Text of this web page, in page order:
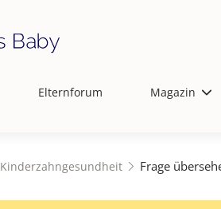
Elternforum Magazin
Kinderzahngesundheit Frage